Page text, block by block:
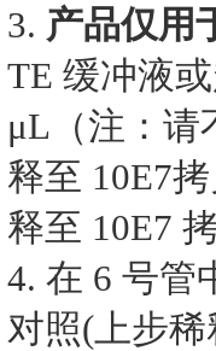
3. 产品仅用
TE 缓冲液
μL（注：请
释至 10E7
释至 10E7
4. 在 6 号管
对照(上步稀